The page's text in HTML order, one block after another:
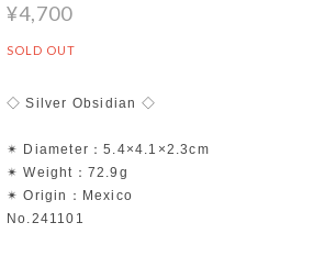
¥4,700
SOLD OUT
◇ Silver Obsidian ◇
✴︎ Diameter：5.4×4.1×2.3cm
✴︎ Weight：72.9g
✴︎ Origin：Mexico
No.241101